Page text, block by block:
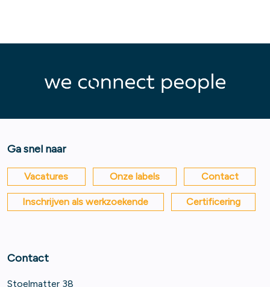
Ga snel naar
Vacatures Onze labels Contact
Inschrijven als werkzoekende Certificering
Contact
Stoelmatter 38